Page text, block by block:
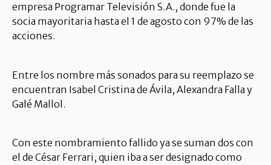
empresa Programar Televisión S.A., donde fue la
socia mayoritaria hasta el 1 de agosto con 97% de las
acciones.
Entre los nombre más sonados para su reemplazo se
encuentran Isabel Cristina de Ávila, Alexandra Falla y
Galé Mallol.
Con este nombramiento fallido ya se suman dos con
el de César Ferrari, quien iba a ser designado como